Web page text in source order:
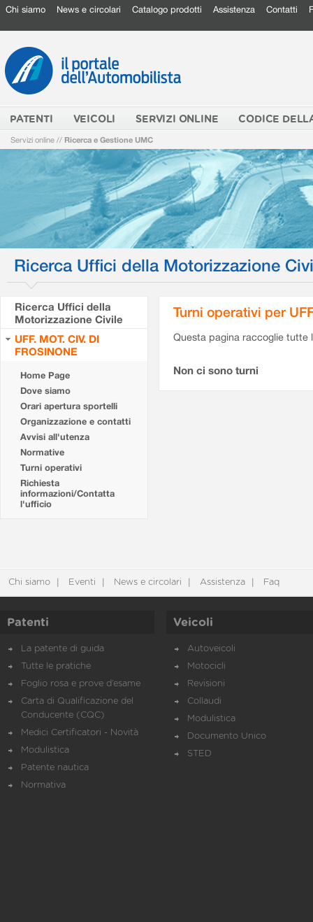
Chi siamo News e circolari Catalogo prodotti Assistenza Contatti
PATENTI VEICOLI SERVIZI ONLINE CODICE
Servizi online // Ricerca e Gestione UMC
Ricerca Uffici della Motorizzazione
Ricerca Uffici della
Motorizzazione Civile
UFF. MOT. CIV. DI
FROSINONE
Home Page
Dove siamo
Orari apertura sportelli
Organizzazione e contatti
Avvisi all'utenza
Normative
Turni operativi
Richiesta
informazioni/Contatta
l'ufficio
Turni operativi per
Questa pagina raccoglie tutte
Non ci sono turni
Chi siamo Eventi News e circolari Assistenza Faq
Patenti
La patente di guida
Tutte le pratiche
Foglio rosa e prove d’esame
Carta di Qualificazione del
Conducente (CQC)
Medici Certificatori - Novità
Modulistica
Patente nautica
Normativa
Veicoli
Autoveicoli
Motocicli
Revisioni
Collaudi
Modulistica
Documento Unico
STED